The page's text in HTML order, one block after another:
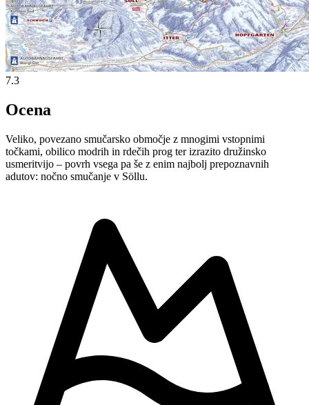
7.3
Ocena
Veliko, povezano smučarsko območje z mnogimi vstopnimi
točkami, obilico modrih in rdečih prog ter izrazito družinsko
usmeritvijo – povrh vsega pa še z enim najbolj prepoznavnih
adutov: nočno smučanje v Söllu.